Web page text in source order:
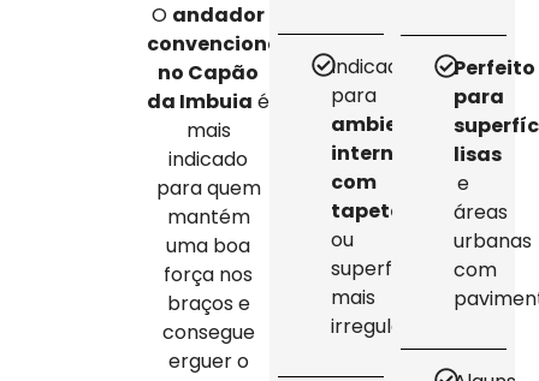
O andador
convencional
no Capão
da Imbuia é
mais
indicado
para quem
mantém
uma boa
força nos
braços e
consegue
erguer o
Indicado
para
ambientes
internos
com
tapetes
ou
superfícies
mais
irregulares.
Perfeito
para
lisas
e
áreas
urbanas
com